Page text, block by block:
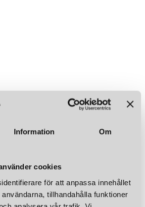
Information Om
cookies
för att anpassa innehållet
tillhandahålla funktioner